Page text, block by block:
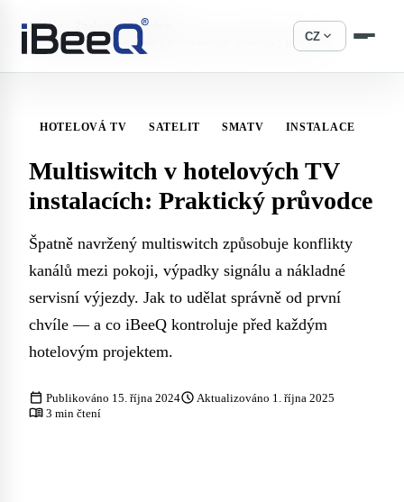
CZ expand_more
Domů Znalostní základna
Multiswitch v hotelových TV instalacích: Praktický průvodce
HOTELOVÁ TV SATELIT SMATV INSTALACE
Multiswitch v hotelových TV
instalacích: Praktický průvodce
Špatně navržený multiswitch způsobuje konflikty
kanálů mezi pokoji, výpadky signálu a nákladné
servisní výjezdy. Jak to udělat správně od první
chvíle — a co iBeeQ kontroluje před každým
hotelovým projektem.
calendar_today Publikováno 15. října 2024schedule Aktualizováno 1. října 2025
menu_book 3 min čtení